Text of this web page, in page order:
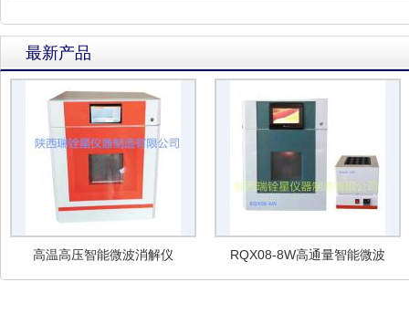
最新产品
高温高压智能微波消解仪
RQX08-8W高通量智能微波
消解仪